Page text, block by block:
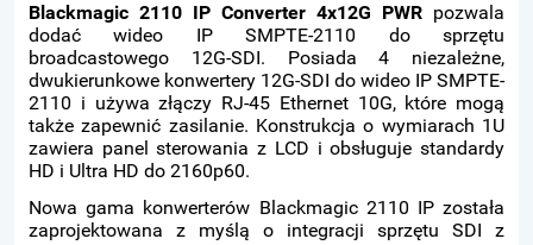
Blackmagic 2110 IP Converter 4x12G PWR pozwala
dodać wideo IP SMPTE-2110 do sprzętu
broadcastowego 12G-SDI. Posiada 4 niezależne,
dwukierunkowe konwertery 12G-SDI do wideo IP SMPTE-
2110 i używa złączy RJ-45 Ethernet 10G, które mogą
także zapewnić zasilanie. Konstrukcja o wymiarach 1U
zawiera panel sterowania z LCD i obsługuje standardy
HD i Ultra HD do 2160p60.
Nowa gama konwerterów Blackmagic 2110 IP została
zaprojektowana z myślą o integracji sprzętu SDI z